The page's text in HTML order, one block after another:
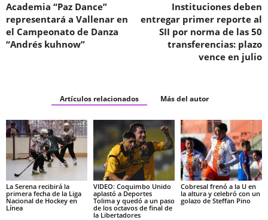
Academia “Paz Dance”
representará a Vallenar en
el Campeonato de Danza
“Andrés kuhnow”
Instituciones deben
entregar primer reporte al
SII por norma de las 50
transferencias: plazo
vence en julio
Artículos relacionados Más del autor
La Serena recibirá la
primera fecha de la Liga
Nacional de Hockey en
Línea
VIDEO: Coquimbo Unido
aplastó a Deportes
Tolima y quedó a un paso
de los octavos de final de
la Libertadores
Cobresal frenó a la U en
la altura y celebró con un
golazo de Steffan Pino